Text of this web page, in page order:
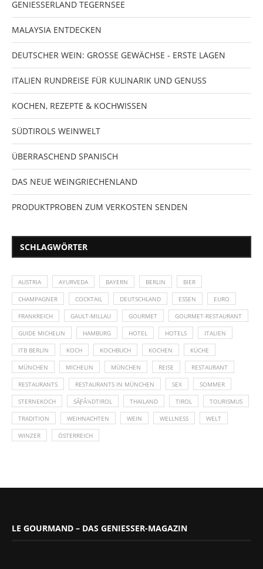
GENIESSERLAND TEGERNSEE
MALAYSIA ENTDECKEN
DEUTSCHER WEIN: GROSSE GEWÄCHSE - ERSTE LAGEN
ITALIEN RUNDREISE FÜR KULINARIK UND GENUSS
KOCHEN, REZEPTE & KOCHWISSEN
SÜDTIROLS WEINWELT
ÜBERRASCHEND SPANISCH
DAS NEUE WEINGRIECHENLAND
PRODUKTPROBEN ZUM VERKOSTEN SENDEN
SCHLAGWÖRTER
AUSTRIA AYURVEDA BAYERN BERLIN BIER
CHAMPAGNER COCKTAIL DEUTSCHLAND ESSEN EURO
FRANKREICH GAULT-MILLAU GOURMET GOURMET-RESTAURANT
GUIDE MICHELIN HAMBURG HOTEL HOTELS ITALIEN
ITB BERLIN KOCH KOCHBUCH KOCHEN KÜCHE
MÜNCHEN MICHELIN MÜNCHEN REISE RESTAURANT
RESTAURANTS RESTAURANTS IN MÜNCHEN SEX SOMMER
STERNEKOCH SÃƑÂ¼DTIROL THAILAND TIROL TOURISMUS
TRADITION WEIHNACHTEN WEIN WELLNESS WELT
WINZER ÖSTERREICH
LE GOURMAND – DAS GENIESSER-MAGAZIN